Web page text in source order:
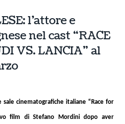
l’attore e
nel cast “RACE
VS. LANCIA” al
cinematografiche italiane “Race for
film di Stefano Mordini dopo aver